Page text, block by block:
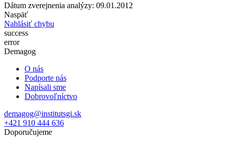
Dátum zverejnenia analýzy: 09.01.2012
Naspäť
Nahlásiť chybu
success
error
Demagog
O nás
Podporte nás
Napísali sme
Dobrovoľníctvo
demagog@institutsgi.sk
+421 910 444 636
Doporučujeme